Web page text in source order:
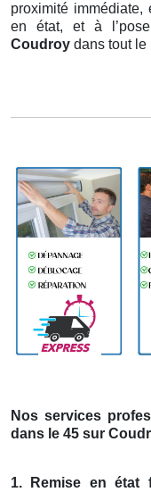
proximité
en état, et à
Coudroy dans tout le
Nos services
dans le 45 sur
1. Remise en état